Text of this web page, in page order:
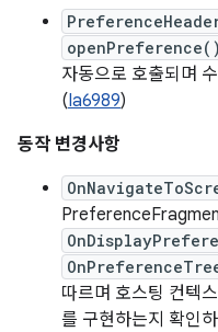
openPreference()
자동으로 호출되며
(Ia6989)
동작 변경사항
따르며 호스팅 컨텍
를 구현하는지 확인